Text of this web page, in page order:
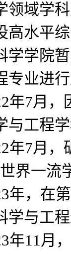
领域学
高水平
学学院
专业进
年7月
与工程
年7月，
界一流
年，在
学与工
年11月